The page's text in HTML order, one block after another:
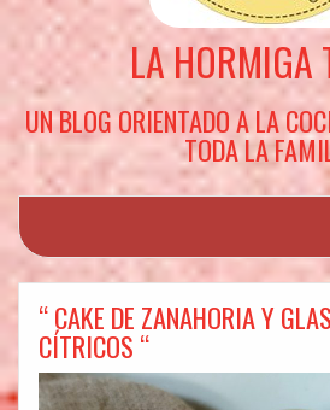
LA HORMIGA
UN BLOG ORIENTADO A LA
TODA LA
“ CAKE DE ZANAHORIA Y
CÍTRICOS “